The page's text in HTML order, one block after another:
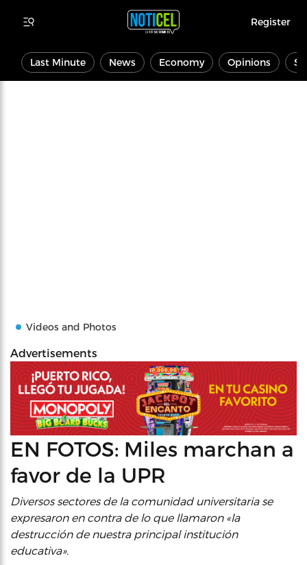
Register
Last Minute News Economy Opinions
Videos and Photos
Advertisements
EN FOTOS: Miles marchan a
favor de la UPR
Diversos sectores de la comunidad universitaria se
expresaron en contra de lo que llamaron «la
destrucción de nuestra principal institución
educativa».